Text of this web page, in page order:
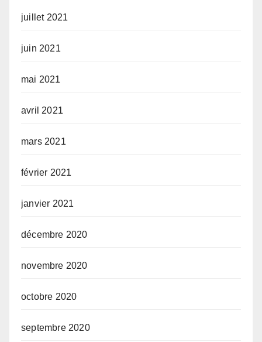
juillet 2021
juin 2021
mai 2021
avril 2021
mars 2021
février 2021
janvier 2021
décembre 2020
novembre 2020
octobre 2020
septembre 2020